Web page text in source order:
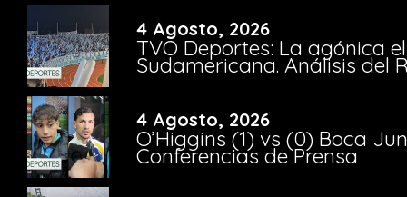
4 Agosto, 2026
TVO Deportes: La agónica
Sudamericana. Análisis del
4 Agosto, 2026
O’Higgins (1) vs (0) Boca
Conferencias de Prensa